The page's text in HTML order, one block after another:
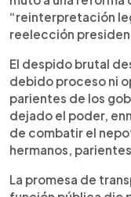
“reinterpretación
reelección
El despido brutal
debido proceso ni
parientes de los
dejado el poder,
de combatir el
hermanos,
La promesa de